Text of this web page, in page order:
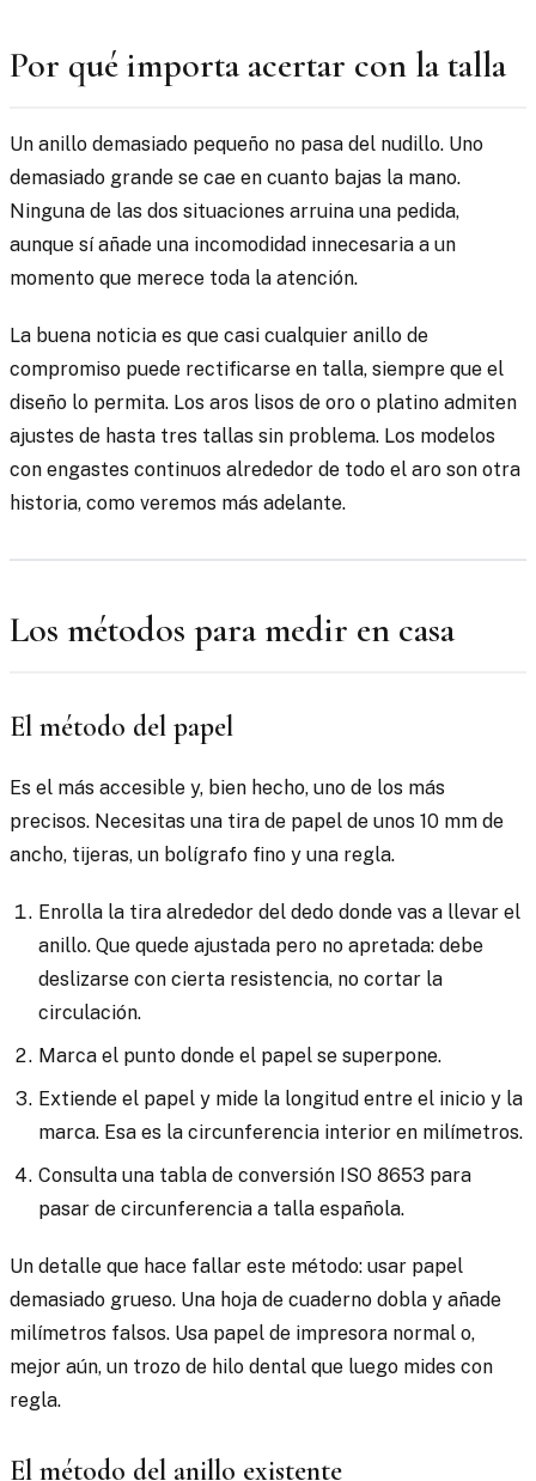
Por qué importa acertar con la talla
Un anillo demasiado pequeño no pasa del nudillo. Uno
demasiado grande se cae en cuanto bajas la mano.
Ninguna de las dos situaciones arruina una pedida,
aunque sí añade una incomodidad innecesaria a un
momento que merece toda la atención.
La buena noticia es que casi cualquier anillo de
compromiso puede rectificarse en talla, siempre que el
diseño lo permita. Los aros lisos de oro o platino admiten
ajustes de hasta tres tallas sin problema. Los modelos
con engastes continuos alrededor de todo el aro son otra
historia, como veremos más adelante.
Los métodos para medir en casa
El método del papel
Es el más accesible y, bien hecho, uno de los más
precisos. Necesitas una tira de papel de unos 10 mm de
ancho, tijeras, un bolígrafo fino y una regla.
Enrolla la tira alrededor del dedo donde vas a llevar el
anillo. Que quede ajustada pero no apretada: debe
deslizarse con cierta resistencia, no cortar la
circulación.
Marca el punto donde el papel se superpone.
Extiende el papel y mide la longitud entre el inicio y la
marca. Esa es la circunferencia interior en milímetros.
Consulta una tabla de conversión ISO 8653 para
pasar de circunferencia a talla española.
Un detalle que hace fallar este método: usar papel
demasiado grueso. Una hoja de cuaderno dobla y añade
milímetros falsos. Usa papel de impresora normal o,
mejor aún, un trozo de hilo dental que luego mides con
regla.
El método del anillo existente